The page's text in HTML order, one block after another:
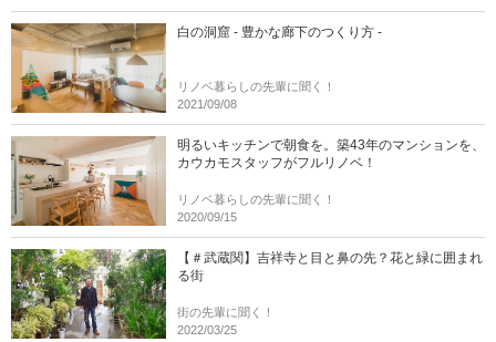
白の洞窟 - 豊かな廊下のつくり方 -
リノベ暮らしの先輩に聞く！
2021/09/08
明るいキッチンで朝食を。築43年のマンションを、
カウカモスタッフがフルリノベ！
リノベ暮らしの先輩に聞く！
2020/09/15
【＃武蔵関】吉祥寺と目と鼻の先？花と緑に囲まれ
る街
街の先輩に聞く！
2022/03/25